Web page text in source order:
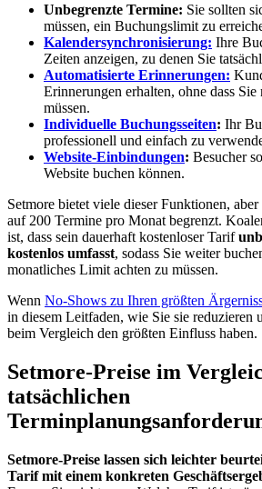
Unbegrenzte Termine: Sie sollten
müssen, ein Buchungslimit zu
Kalendersynchronisierung: Ihre
Zeiten anzeigen, zu denen Sie
Automatisierte Erinnerungen:
Erinnerungen erhalten, ohne dass Sie
müssen.
Individuelle Buchungsseiten: Ihr
professionell und einfach zu
Website-Einbindungen: Besucher
Website buchen können.
Setmore bietet viele dieser Funktionen,
auf 200 Termine pro Monat begrenzt.
ist, dass sein dauerhaft kostenloser Tarif
kostenlos umfasst, sodass Sie weiter
monatliches Limit achten zu müssen.
Wenn No-Shows zu Ihren größten
in diesem Leitfaden, wie Sie sie reduzieren
beim Vergleich den größten Einfluss haben.
Setmore-Preise im
tatsächlichen
Setmore-Preise lassen sich leichter
Tarif mit einem konkreten